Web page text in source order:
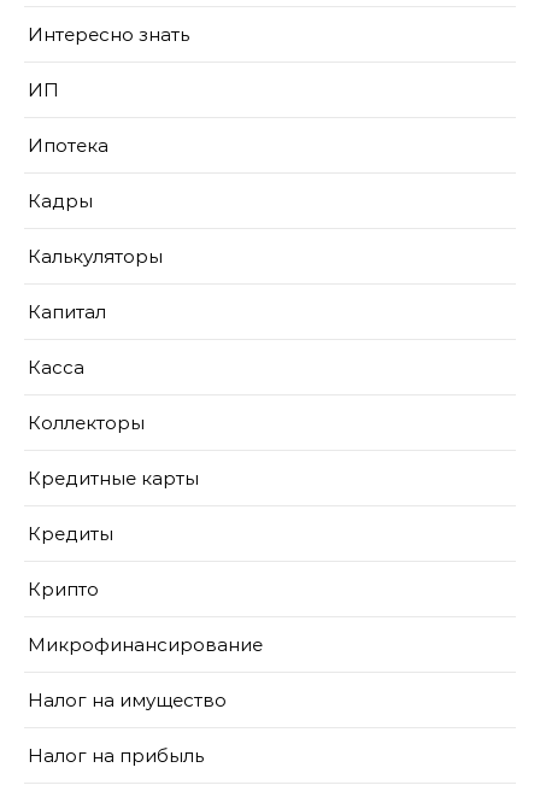
Интересно знать
ИП
Ипотека
Кадры
Калькуляторы
Капитал
Касса
Коллекторы
Кредитные карты
Кредиты
Крипто
Микрофинансирование
Налог на имущество
Налог на прибыль